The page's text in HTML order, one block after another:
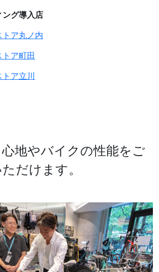
ング導入店
トア丸ノ内
トア町田
ア立川
地やバイクの性能をご
だけます。